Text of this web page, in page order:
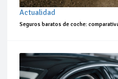
Actualidad
Seguros baratos de coche: